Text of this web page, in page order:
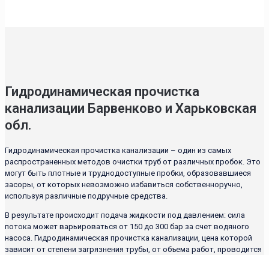
Гидродинамическая прочистка
канализации Барвенково и Харьковская
обл.
Гидродинамическая прочистка канализации – один из самых
распространенных методов очистки труб от различных пробок. Это
могут быть плотные и труднодоступные пробки, образовавшиеся
засоры, от которых невозможно избавиться собственноручно,
используя различные подручные средства.
В результате происходит подача жидкости под давлением: сила
потока может варьироваться от 150 до 300 бар за счет водяного
насоса. Гидродинамическая прочистка канализации, цена которой
зависит от степени загрязнения трубы, от объема работ, проводится